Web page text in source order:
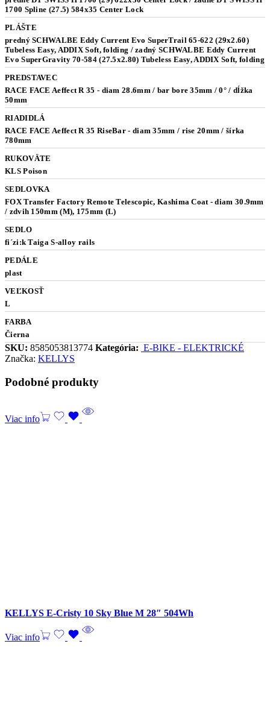
1700 Spline (27.5) 584x35 Center Lock
PLÁŠTE
predný SCHWALBE Eddy Current Evo SuperTrail 65-622 (29x2.60)
Tubeless Easy, ADDIX Soft, folding / zadný SCHWALBE Eddy Current
Evo SuperGravity 70-584 (27.5x2.80) Tubeless Easy, ADDIX Soft, folding
PREDSTAVEC
RACE FACE Aeffect R 35 - diam 28.6mm / bar bore 35mm / 0° / dĺžka
50mm
RIADIDLÁ
RACE FACE Aeffect R 35 RiseBar - diam 35mm / rise 20mm / šírka
780mm
RUKOVÄTE
KLS Poison
SEDLOVKA
FOX Transfer Factory Remote Telescopic, Kashima Coat - diam 30.9mm
/ zdvih 150mm (M), 175mm (L)
SEDLO
fi´zi:k Taiga S-alloy rails
PEDÁLE
plast
VEĽKOSŤ
L
FARBA
Čierna
SKU: 8585053813774 Kategória: E-BIKE - ELEKTRICKÉ
Značka: KELLYS
Podobné produkty
Viac info
KELLYS E-Cristy 10 Sky Blue M 28″ 504Wh
Viac info